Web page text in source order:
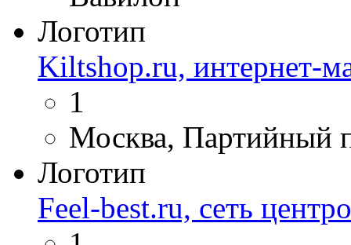
Логотип
Kiltshop.ru, интернет-
1
Москва, Партийный
Логотип
Feel-best.ru, сеть